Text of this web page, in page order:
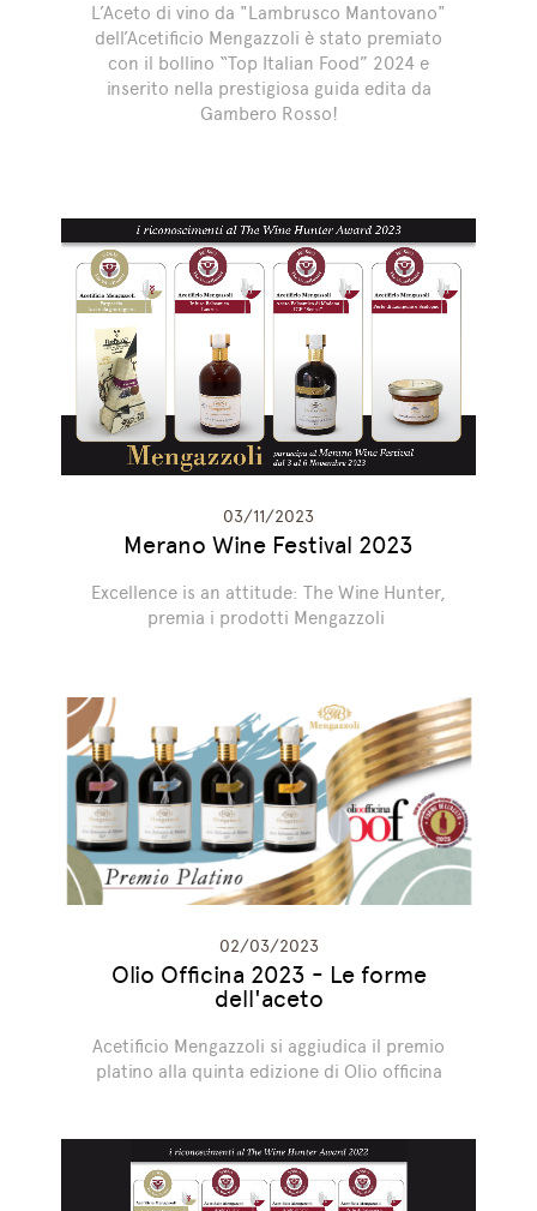
L’Aceto di vino da "Lambrusco Mantovano"
dell’Acetificio Mengazzoli è stato premiato
con il bollino “Top Italian Food” 2024 e
inserito nella prestigiosa guida edita da
Gambero Rosso!
03/11/2023
Merano Wine Festival 2023
Excellence is an attitude: The Wine Hunter,
premia i prodotti Mengazzoli
02/03/2023
Olio Officina 2023 - Le forme
dell'aceto
Acetificio Mengazzoli si aggiudica il premio
platino alla quinta edizione di Olio officina